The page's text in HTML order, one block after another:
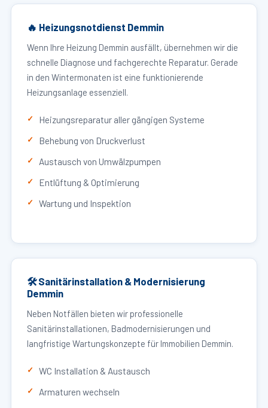
🔥 Heizungsnotdienst Demmin
Wenn Ihre Heizung Demmin ausfällt, übernehmen wir die
schnelle Diagnose und fachgerechte Reparatur. Gerade
in den Wintermonaten ist eine funktionierende
Heizungsanlage essenziell.
Heizungsreparatur aller gängigen Systeme
Behebung von Druckverlust
Austausch von Umwälzpumpen
Entlüftung & Optimierung
Wartung und Inspektion
🛠 Sanitärinstallation & Modernisierung
Demmin
Neben Notfällen bieten wir professionelle
Sanitärinstallationen, Badmodernisierungen und
langfristige Wartungskonzepte für Immobilien Demmin.
WC Installation & Austausch
Armaturen wechseln